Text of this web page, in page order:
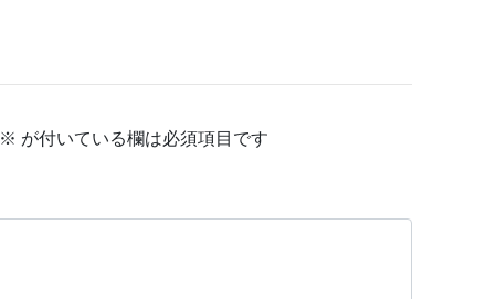
※ が付いている欄は必須項目です